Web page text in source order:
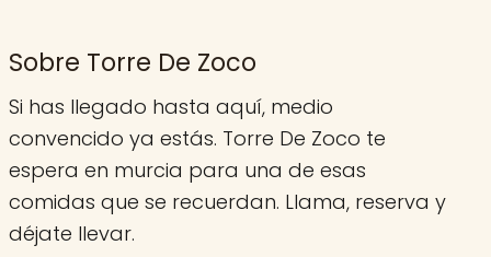
Sobre Torre De Zoco
Si has llegado hasta aquí, medio
convencido ya estás. Torre De Zoco te
espera en murcia para una de esas
comidas que se recuerdan. Llama, reserva y
déjate llevar.